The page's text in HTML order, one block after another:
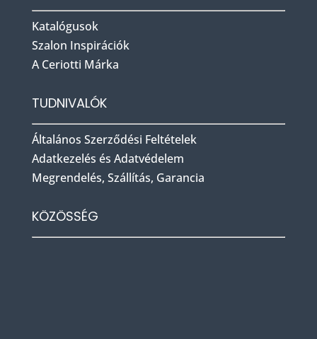
Katalógusok
Szalon Inspirációk
A Ceriotti Márka
TUDNIVALÓK
Általános Szerződési Feltételek
Adatkezelés és Adatvédelem
Megrendelés, Szállítás, Garancia
KÖZÖSSÉG